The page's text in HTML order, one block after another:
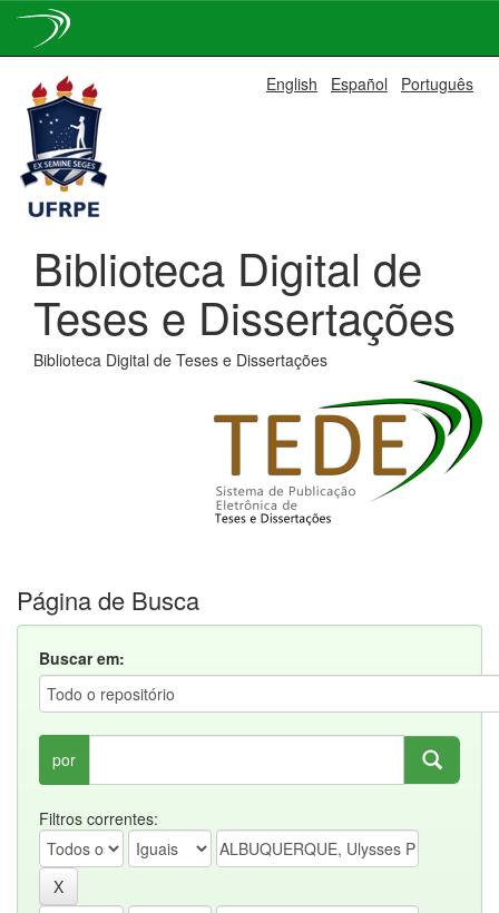
navigation
English Español Português
Biblioteca Digital de
Teses e Dissertações
Biblioteca Digital de Teses e Dissertações
Página de Busca
Buscar em:
por
Filtros correntes: